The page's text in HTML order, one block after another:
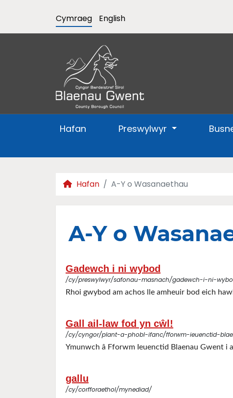
Cymraeg English
Hafan Preswylwyr
Hafan A-Y o Wasanaethau
A-Y o
Gadewch i ni wybod
/cy/preswylwyr/safonau-masnach/gadewch-i-ni-
Rhoi gwybod am achos lle amheuir bod eich
Gall ail-law fod yn cŵl!
/cy/cyngor/plant-a-phobl-ifanc/fforwm-ieuenctid-
Ymunwch â Fforwm Ieuenctid Blaenau Gwent i
gallu
/cy/corfforaethol/mynediad/